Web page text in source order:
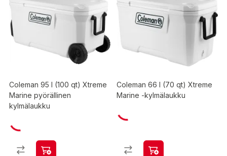
Coleman 95 l (100 qt) Xtreme
Marine pyörällinen
kylmälaukku
Coleman 66 l (70 qt) Xtreme
Marine -kylmälaukku